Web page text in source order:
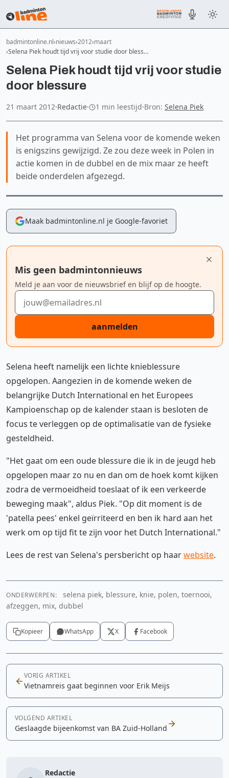
badmintonline.nl nieuws 2012 maart
Selena Piek houdt tijd vrij voor studie door bless…
Selena Piek houdt tijd vrij voor studie
door blessure
21 maart 2012·Redactie· 1 min leestijd·Bron: Selena Piek
Het programma van Selena voor de komende weken
is enigszins gewijzigd. Ze zou deze week in Polen in
actie komen in de dubbel en de mix maar ze heeft
beide onderdelen afgezegd.
Maak badmintonline.nl je Google-favoriet
Mis geen badmintonnieuws
Meld je aan voor de nieuwsbrief en blijf op de hoogte.
E-mailadres
aanmelden
Selena heeft namelijk een lichte knieblessure
opgelopen. Aangezien in de komende weken de
belangrijke Dutch International en het Europees
Kampioenschap op de kalender staan is besloten de
focus te verleggen op de optimalisatie van de fysieke
gesteldheid.
"Het gaat om een oude blessure die ik in de jeugd heb
opgelopen maar zo nu en dan om de hoek komt kijken
zodra de vermoeidheid toeslaat of ik een verkeerde
beweging maak", aldus Piek. "Op dit moment is de
'patella pees' enkel geïrriteerd en ben ik hard aan het
werk om op tijd fit te zijn voor het Dutch International."
Lees de rest van Selena's persbericht op haarwebsite.
ONDERWERPEN:
selena piek, blessure, knie, polen, toernooi,
afzeggen, mix, dubbel
Kopieer WhatsApp X Facebook
VORIG ARTIKEL
Vietnamreis gaat beginnen voor Erik Meijs
VOLGEND ARTIKEL
Geslaagde bijeenkomst van BA Zuid-Holland
Redactie